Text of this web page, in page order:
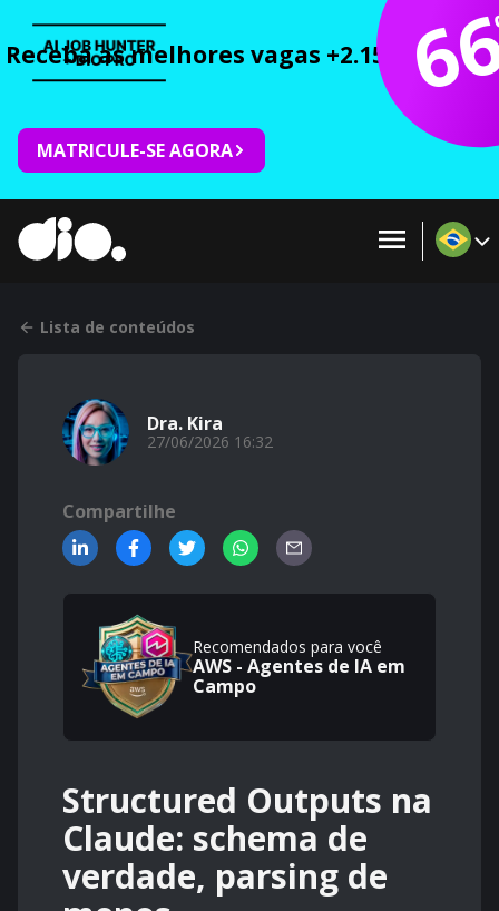
Receba as melhores vagas +2.150 cursos
MATRICULE-SE AGORA
Lista de conteúdos
Dra. Kira
27/06/2026 16:32
Compartilhe
Recomendados para você
AWS - Agentes de IA em
Campo
Structured Outputs na
Claude: schema de
verdade, parsing de